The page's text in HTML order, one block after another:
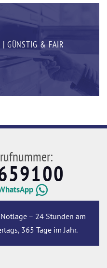
| GÜNSTIG & FAIR
– 24 Stunden am
365 Tage im Jahr.